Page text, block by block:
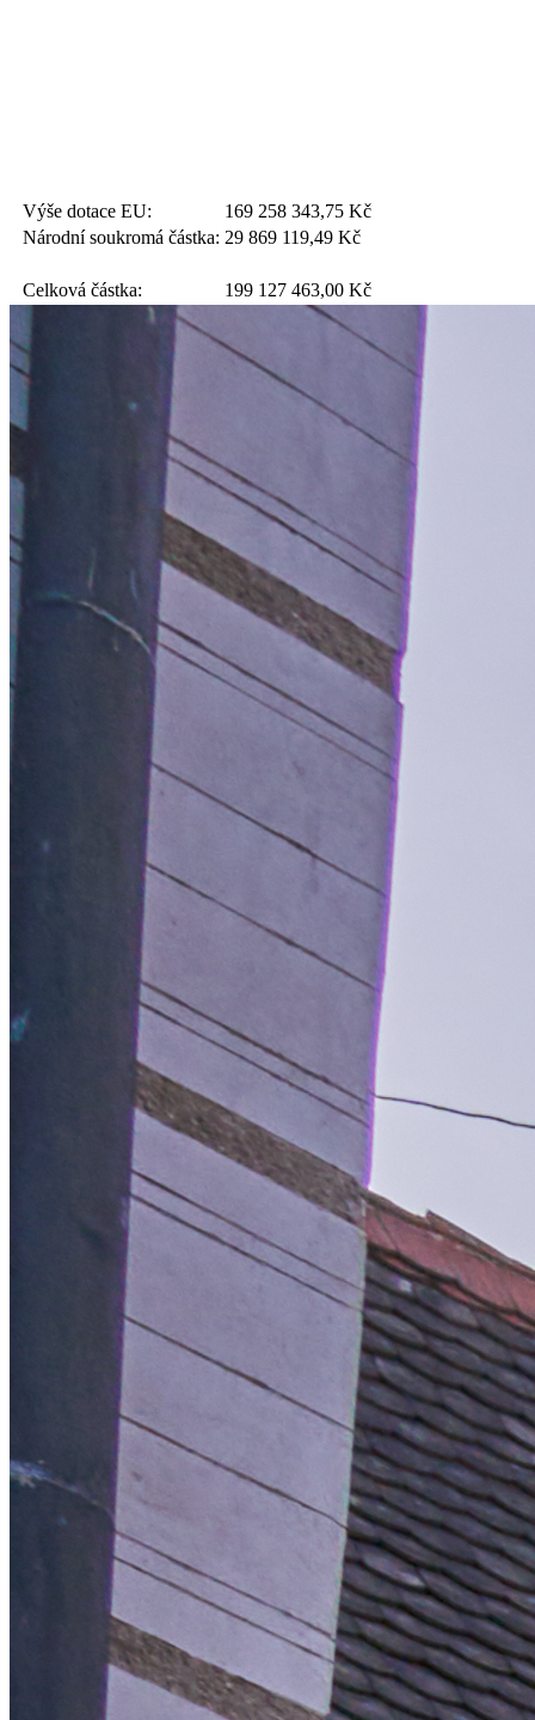
Výše dotace EU: 169 258 343,75 Kč
Národní soukromá částka: 29 869 119,49 Kč
Celková částka: 199 127 463,00 Kč